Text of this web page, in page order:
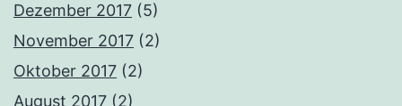
Dezember 2017 (5)
November 2017 (2)
Oktober 2017 (2)
August 2017 (2)